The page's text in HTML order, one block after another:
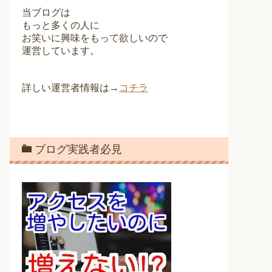
当ブログは
もっと多くの人に
お笑いに興味をもって欲しいので
運営しています。
詳しい運営者情報は→ コチラ
ブログ実践者必見